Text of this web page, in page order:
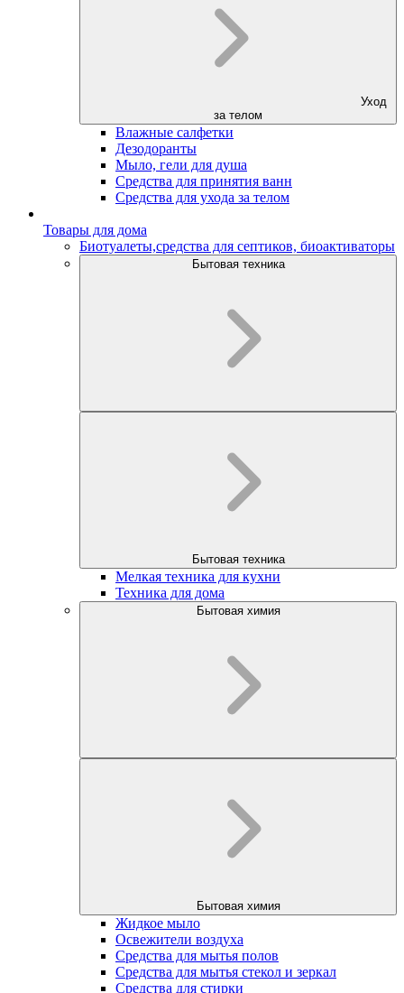
Уход
за телом
Влажные салфетки
Дезодоранты
Мыло, гели для душа
Средства для принятия ванн
Средства для ухода за телом
Товары для дома
Биотуалеты,средства для септиков, биоактиваторы
Бытовая техника
Бытовая техника
Мелкая техника для кухни
Техника для дома
Бытовая химия
Бытовая химия
Жидкое мыло
Освежители воздуха
Средства для мытья полов
Средства для мытья стекол и зеркал
Средства для стирки